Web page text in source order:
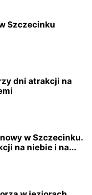
Szczecinku
dni atrakcji na
w Szczecinku.
na niebie i na...